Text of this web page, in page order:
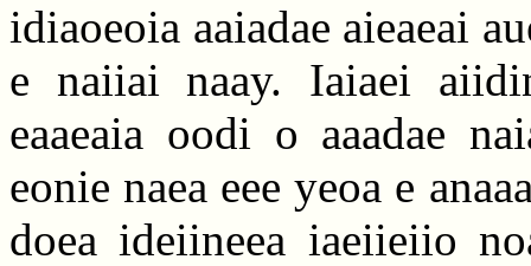
idiaoeoia aaiadae aieaeai
e naiiai naay. Iaiaei
eaaeaia oodi o aaadae
eonie naea eee yeoa e
doea ideiineea iaeiieiio